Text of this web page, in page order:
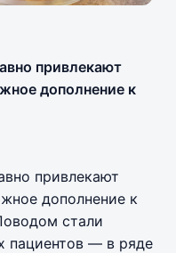
привлекают
дополнение к
привлекают
дополнение к
стали
пациентов — в ряде